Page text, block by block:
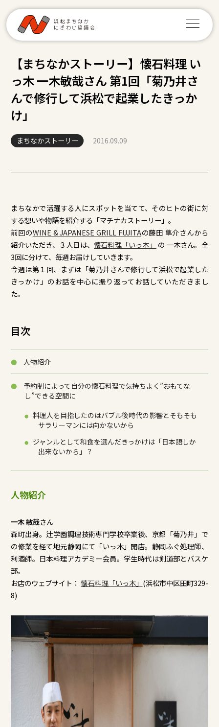
【まちなかストーリー】懐石料理 い
っ木 一木敏哉さん 第1回「菊乃井さ
んで修行して浜松で起業したきっか
け」
まちなかストーリー 2016.09.09
まちなかで活躍する人にスポットを当てて、そのヒトの街に対
する想いや物語を紹介する「マチナカストーリー」。
前回のWINE & JAPANESE GRILL FUJITAの藤田 隼介さんから
紹介いただき、 ３人目は、 懐石料理「いっ木」
の 一木さん。全
3回に分けて、毎週お届けしていきます。
今週は第１回、まずは「菊乃井さんで修行して浜松で起業した
きっかけ」のお話を中心に振り返ってお話していただきまし
た。
目次
人物紹介
予約制によって自分の懐石料理で気持ちよく”おもてな
し”できる空間に
料理人を目指したのはバブル後時代の影響とそもそも
サラリーマンには向かないから
ジャンルとして和食を選んだきっかけは「日本語しか
出来ないから」？
人物紹介
一木 敏哉さん
森町出身。辻学園調理技術専門学校卒業後、京都「菊乃井」で
の修業を経て地元静岡にて「いっ木」開店。静岡ふぐ処理師、
利酒師。日本料理アカデミー会員。学生時代は剣道部とバスケ
部。
お店のウェブサイト：懐石料理「いっ木」 (浜松市中区田町329-
8)